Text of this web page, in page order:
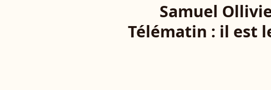
Samuel
Télématin : il est